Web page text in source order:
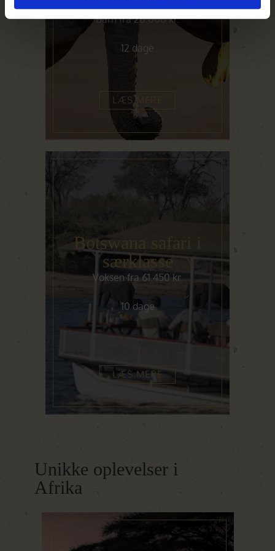
Voksen fra 23.000 kr.
Barn fra 20.000 kr.
12 dage
LÆS MERE
Botswana safari i
særklasse
Voksen fra 61.450 kr.
10 dage
LÆS MERE
Unikke oplevelser i
Afrika